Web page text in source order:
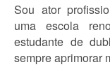
Sou ator
uma escola
estudante de
sempre aprimorar